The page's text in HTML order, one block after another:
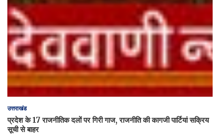
उत्तराखंड
प्रदेश के 17 राजनीतिक दलों पर गिरी गाज, राजनीति की कागजी पार्टियां सक्रिय
सूची से बाहर